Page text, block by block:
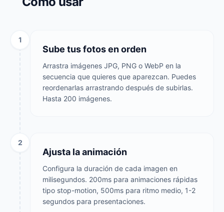
1
Sube tus fotos en orden
Arrastra imágenes JPG, PNG o WebP en la
secuencia que quieres que aparezcan. Puedes
reordenarlas arrastrando después de subirlas.
Hasta 200 imágenes.
2
Ajusta la animación
Configura la duración de cada imagen en
milisegundos. 200ms para animaciones rápidas
tipo stop-motion, 500ms para ritmo medio, 1-2
segundos para presentaciones.